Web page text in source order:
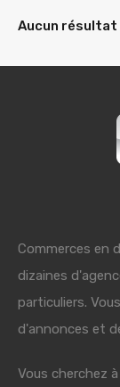
Aucun résultat
Commerces en
dizaines
particuliers.
d'annonces et
Vous cherchez